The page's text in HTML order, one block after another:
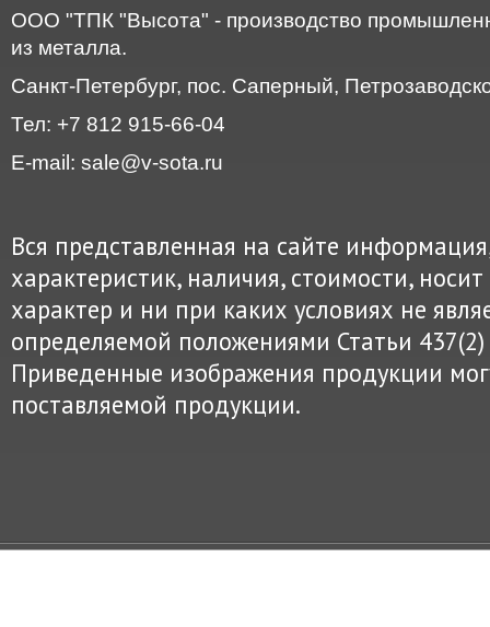
ООО "ТПК "Высота" - производство
из металла.
Санкт-Петербург, пос. Саперный,
Тел: +7 812 915-66-04
E-mail: sale@v-sota.ru
Вся представленная на сайте
характеристик, наличия, стоимости,
характер и ни при каких условиях не
определяемой положениями Статьи
Приведенные изображения продукции
поставляемой продукции.